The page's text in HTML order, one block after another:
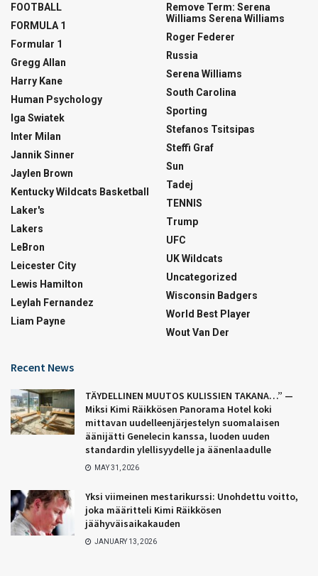
FOOTBALL
FORMULA 1
Formular 1
Gregg Allan
Harry Kane
Human Psychology
Iga Swiatek
Inter Milan
Jannik Sinner
Jaylen Brown
Kentucky Wildcats Basketball
Laker's
Lakers
LeBron
Leicester City
Lewis Hamilton
Leylah Fernandez
Liam Payne
Remove Term: Serena
Williams Serena Williams
Roger Federer
Russia
Serena Williams
South Carolina
Sporting
Stefanos Tsitsipas
Steffi Graf
Sun
Tadej
TENNIS
Trump
UFC
UK Wildcats
Uncategorized
Wisconsin Badgers
World Best Player
Wout Van Der
Recent News
TÄYDELLINEN MUUTOS KULISSIEN TAKANA…” —
Miksi Kimi Räikkösen Panorama Hotel koki
mittavan uudelleenjärjestelyn suomalaisen
äänijätti Genelecin kanssa, luoden uuden
standardin ylellisyydelle ja äänenlaadulle
MAY 31, 2026
Yksi viimeinen mestarikurssi: Unohdettu voitto,
joka määritteli Kimi Räikkösen
jäähyväisaikakauden
JANUARY 13, 2026